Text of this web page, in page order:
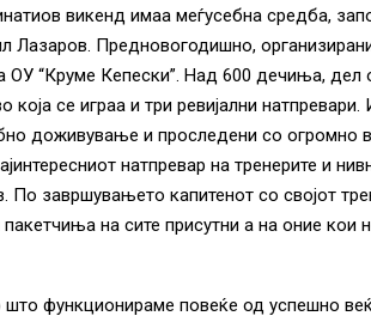
викенд имаа меѓусебна средба,
Лазаров. Предновогодишно,
ОУ “Круме Кепески”. Над 600 дечиња, дел
која се играа и три ревијални
доживување и проследени со огромно
натпревар на тренерите и
По завршувањето капитенот со својот
на сите присутни а на оние кои
функционираме повеќе од успешно